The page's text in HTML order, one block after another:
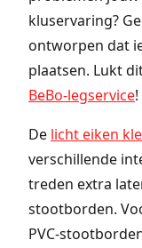
kluservaring?
ontworpen dat
plaatsen. Lukt
BeBo-legservice!
De licht eiken
verschillende
treden extra
stootborden.
PVC-